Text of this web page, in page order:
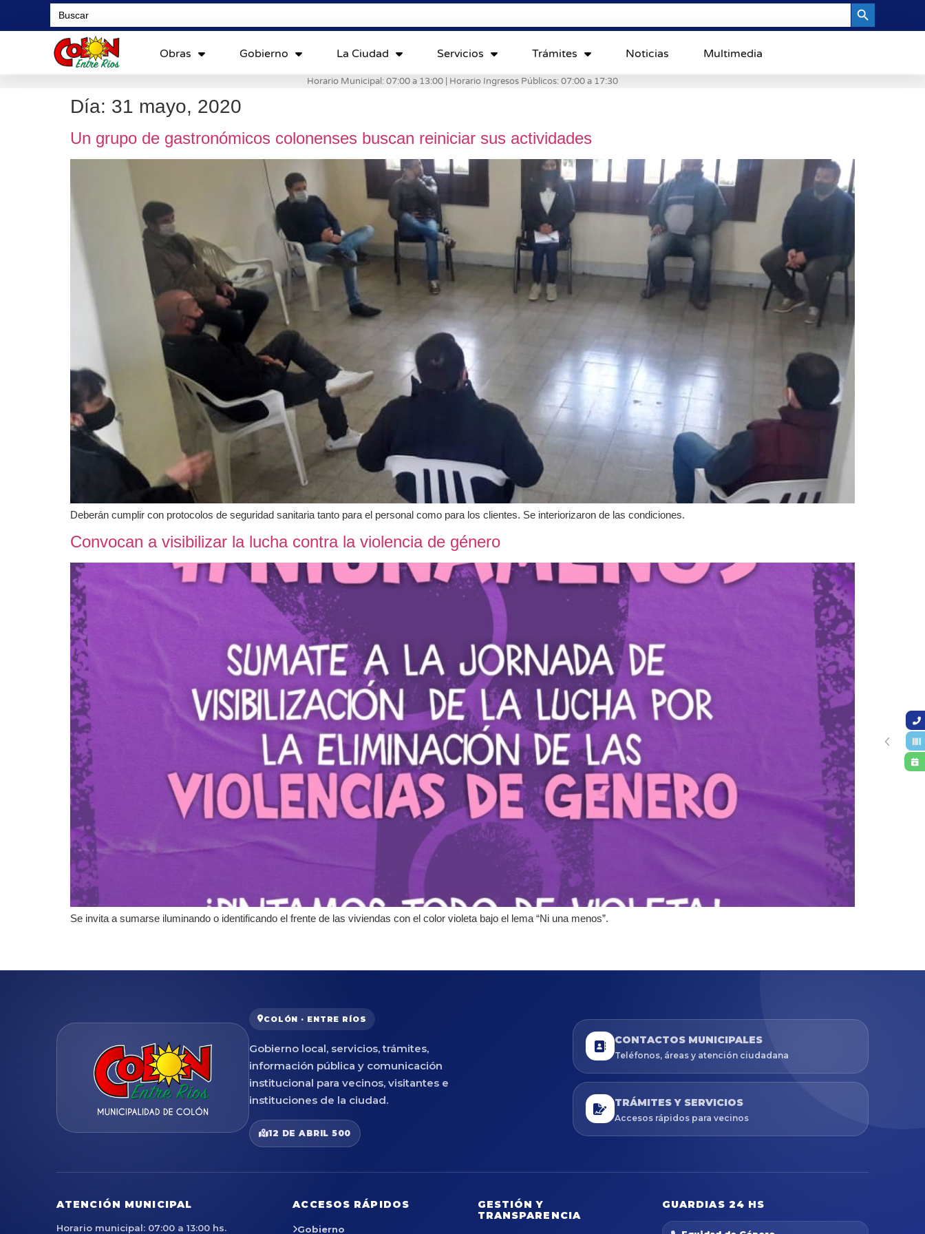
Search
for:
Obras Gobierno La Ciudad Servicios Trámites Noticias Multimedia
Horario Municipal: 07:00 a 13:00 | Horario Ingresos Públicos: 07:00 a 17:30
Día: 31 mayo, 2020
Un grupo de gastronómicos colonenses buscan reiniciar sus actividades
Deberán cumplir con protocolos de seguridad sanitaria tanto para el personal como para los clientes. Se interiorizaron de las condiciones.
Convocan a visibilizar la lucha contra la violencia de género
Se invita a sumarse iluminando o identificando el frente de las viviendas con el color violeta bajo el lema “Ni una menos”.
COLÓN · ENTRE RÍOS
Gobierno local, servicios, trámites,
información pública y comunicación
institucional para vecinos, visitantes e
instituciones de la ciudad.
12 DE ABRIL 500
CONTACTOS MUNICIPALES
Teléfonos, áreas y atención ciudadana
TRÁMITES Y SERVICIOS
Accesos rápidos para vecinos
ATENCIÓN MUNICIPAL
Horario municipal: 07:00 a 13:00 hs.
ACCESOS RÁPIDOS
Gobierno
GESTIÓN Y
TRANSPARENCIA
GUARDIAS 24 HS